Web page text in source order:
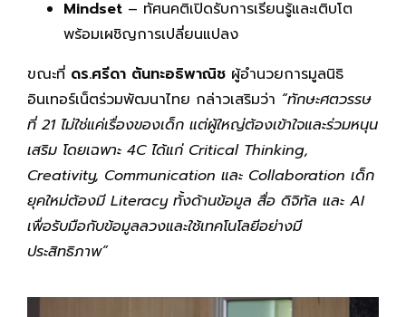
Mindset – ทัศนคติเปิดรับการเรียนรู้และเติบโต
พร้อมเผชิญการเปลี่ยนแปลง
ขณะที่ ดร.ศรีดา ตันทะอธิพาณิช ผู้อำนวยการมูลนิธิ
อินเทอร์เน็ตร่วมพัฒนาไทย กล่าวเสริมว่า “ทักษะศตวรรษ
ที่ 21 ไม่ใช่แค่เรื่องของเด็ก แต่ผู้ใหญ่ต้องเข้าใจและร่วมหนุน
เสริม โดยเฉพาะ 4C ได้แก่ Critical Thinking,
Creativity, Communication และ Collaboration เด็ก
ยุคใหม่ต้องมี Literacy ทั้งด้านข้อมูล สื่อ ดิจิทัล และ AI
เพื่อรับมือกับข้อมูลลวงและใช้เทคโนโลยีอย่างมี
ประสิทธิภาพ”